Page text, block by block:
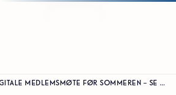
SISTE DIGITALE MEDLEMSMØTE FØR SOMMEREN – SE OPPTAKET HER